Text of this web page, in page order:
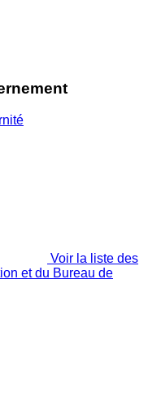
Voir la liste des
et du Bureau de